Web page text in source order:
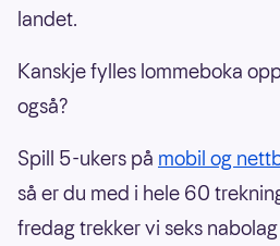
landet.
Kanskje fylles lommeboka
også?
Spill 5-ukers på mobil og
så er du med i hele 60
fredag trekker vi seks